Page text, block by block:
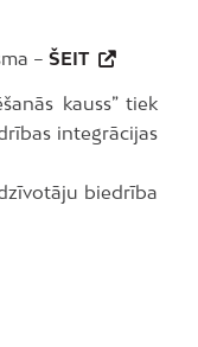
– ŠEIT
kauss” tiek
integrācijas
biedrība